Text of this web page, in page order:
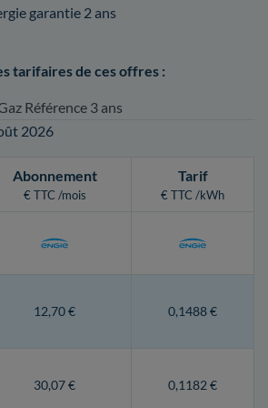
garantie 2 ans
tarifaires de ces offres :
Référence 3 ans
2026
Abonnement
€ TTC /mois
Tarif
€ TTC /kWh
12,70 € 0,1488 €
30,07 € 0,1182 €